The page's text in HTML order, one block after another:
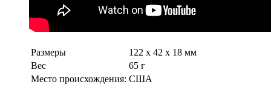
Размеры
122 х 42 х 18 мм
Вес
65 г
Место происхождения: США